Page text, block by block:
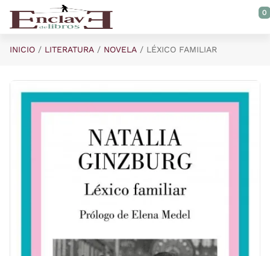
Saltar al contenido principal
0
INICIO LITERATURA NOVELA LÉXICO FAMILIAR